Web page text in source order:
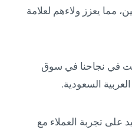
مما يعزز ولاءهم لعلامة
في نجاحنا في سوق
السعودية.
على تجربة العملاء مع